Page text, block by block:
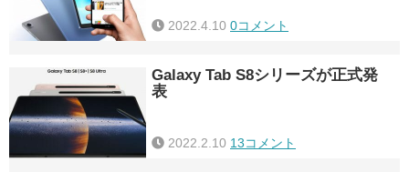
2022.4.10 0コメント
Galaxy Tab S8シリーズが正式発
表
2022.2.10 13コメント